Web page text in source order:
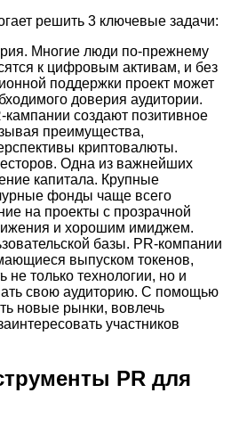
решить 3 ключевые задачи:
Многие люди по-прежнему
к цифровым активам, и без
поддержки проект может
доверия аудитории.
создают позитивное
преимущества,
криптовалюты.
Одна из важнейших
капитала. Крупные
фонды чаще всего
на проекты с прозрачной
и хорошим имиджем.
базы. PR-компании
выпуском токенов,
не только технологии, но и
свою аудиторию. С помощью
новые рынки, вовлечь
участников
PR для